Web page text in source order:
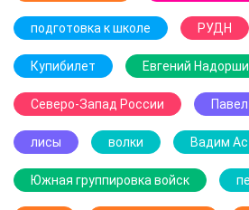
подготовка к школе РУДН
Купибилет Евгений
Северо-Запад России Павел
лисы волки Вадим
Южная группировка войск